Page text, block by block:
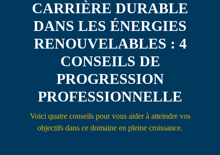
CARRIÈRE DURABLE
DANS LES ÉNERGIES
RENOUVELABLES : 4
CONSEILS DE
PROGRESSION
PROFESSIONNELLE
Voici quatre conseils pour vous aider à atteindre vos
objectifs dans ce domaine en pleine croissance.